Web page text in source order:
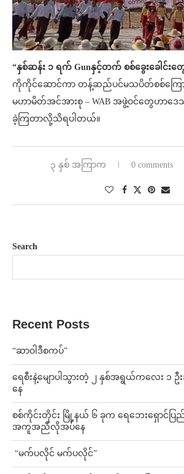
“နှစ်ဆန်း ၁ ရက် Gunနှင့်တက် စစ်ခွေးခေါင်း
ကိုကိုင်ဆောင်ကာ တန့်ဆည်ပင်မသပိတ်စစ်ကြော
မဟာမိတ်အင်အားစု – WAB အဖွဲ့ဝင်တွေဟာဒ
ခဲ့ကြတာလို့သိရပါတယ်။
၃ နှစ် အကြာက 0 comments
Search
Recent Posts
“ဆာဝါဒီစကပ်”
ရေစီးနဲ့မျောပါသွားတဲ့ ၂ နှစ်အရွယ်ကလေး ၁ ဦး
နေ
စစ်ကိုင်းတိုင်း မြို့နယ် ၆ ခုက ရေဘေးရှောင်ပြ
အကူအညီလိုအပ်နေ
⁨ ⁨“မက်ပလိုင် မက်ပလိုင်”